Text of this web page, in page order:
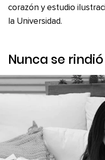
corazón y estudio
la Universidad.
Nunca se rindió